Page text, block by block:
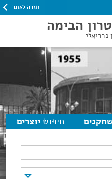
חזרה לאתר
הבימה
גבריאלי
שחקנים חיפוש יוצרים